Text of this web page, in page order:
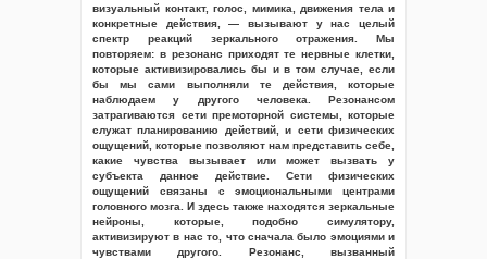
визуальный контакт, голос, мимика, движения тела и
конкретные действия, — вызывают у нас целый
спектр реакций зеркального отражения. Мы
повторяем: в резонанс приходят те нервные клетки,
которые активизировались бы и в том случае, если
бы мы сами выполняли те действия, которые
наблюдаем у другого человека. Резонансом
затрагиваются сети премоторной системы, которые
служат планированию действий, и сети физических
ощущений, которые позволяют нам представить себе,
какие чувства вызывает или может вызвать у
субъекта данное действие. Сети физических
ощущений связаны с эмоциональными центрами
головного мозга. И здесь также находятся зеркальные
нейроны, которые, подобно симулятору,
активизируют в нас то, что сначала было эмоциями и
чувствами другого. Резонанс, вызванный